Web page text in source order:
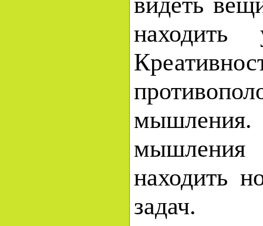
находить
мышления.
мышления
находить
задач.